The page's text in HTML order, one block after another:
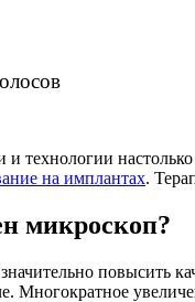
технологии
на имплантах.
микроскоп?
повысить
Многократное